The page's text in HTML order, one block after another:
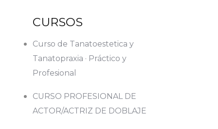
CURSOS
Curso de Tanatoestetica y
Tanatopraxia · Práctico y
Profesional
CURSO PROFESIONAL DE
ACTOR/ACTRIZ DE DOBLAJE